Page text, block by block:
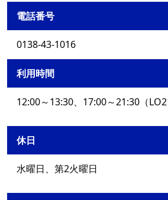
電話番号
0138-43-1016
利用時間
12:00～13:30、17:00～21:30（
休日
水曜日、第2火曜日